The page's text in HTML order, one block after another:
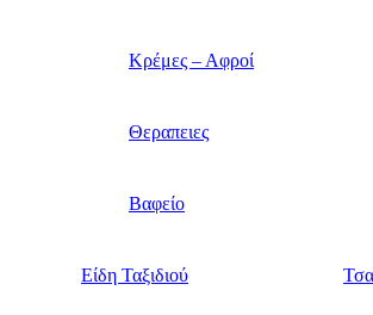
Κρέμες – Αφροί
Θεραπειες
Βαφείο
Είδη Ταξιδιού